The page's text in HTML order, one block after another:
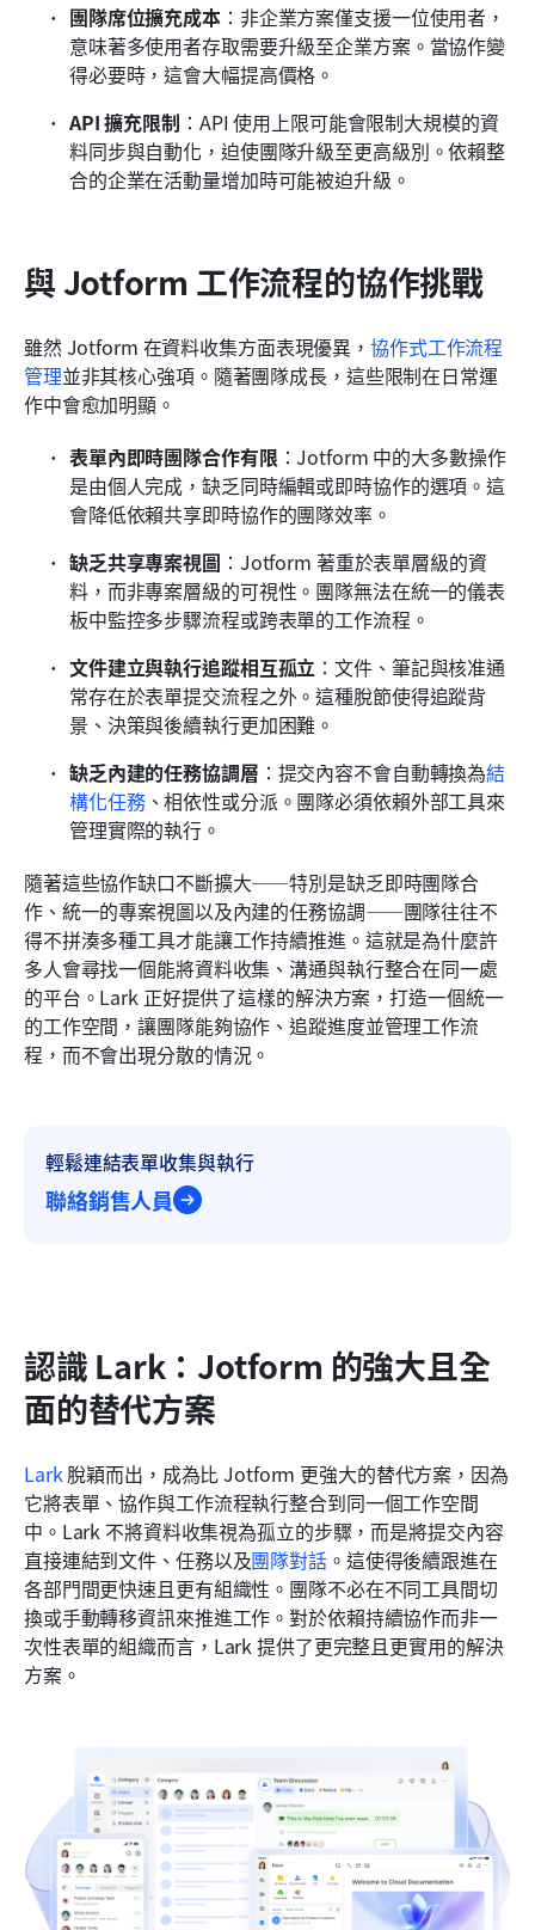
團隊席位擴充成本：非企業方案僅支援一位使用者，
意味著多使用者存取需要升級至企業方案。當協作變
得必要時，這會大幅提高價格。
API 擴充限制 ：API 使用上限可能會限制大規模的資
料同步與自動化，迫使團隊升級至更高級別。依賴整
合的企業在活動量增加時可能被迫升級。
與 Jotform 工作流程的協作挑戰
雖然 Jotform 在資料收集方面表現優異，協作式工作流程
管理並非其核心強項。隨著團隊成長，這些限制在日常運
作中會愈加明顯。
表單內即時團隊合作有限 ：Jotform 中的大多數操作
是由個人完成，缺乏同時編輯或即時協作的選項。這
會降低依賴共享即時協作的團隊效率。
缺乏共享專案視圖 ：Jotform 著重於表單層級的資
料，而非專案層級的可視性。團隊無法在統一的儀表
板中監控多步驟流程或跨表單的工作流程。
文件建立與執行追蹤相互孤立 ：文件、筆記與核准通
常存在於表單提交流程之外。這種脫節使得追蹤背
景、決策與後續執行更加困難。
缺乏內建的任務協調層 ：提交內容不會自動轉換為結
構化任務、相依性或分派。團隊必須依賴外部工具來
管理實際的執行。
隨著這些協作缺口不斷擴大——特別是缺乏即時團隊合
作、統一的專案視圖以及內建的任務協調——團隊往往不
得不拼湊多種工具才能讓工作持續推進。這就是為什麼許
多人會尋找一個能將資料收集、溝通與執行整合在同一處
的平台。Lark 正好提供了這樣的解決方案，打造一個統一
的工作空間，讓團隊能夠協作、追蹤進度並管理工作流
程，而不會出現分散的情況。
輕鬆連結表單收集與執行
聯絡銷售人員
認識 Lark：Jotform 的強大且全
面的替代方案
Lark 脫穎而出，成為比 Jotform 更強大的替代方案，因為
它將表單、協作與工作流程執行整合到同一個工作空間
中。Lark 不將資料收集視為孤立的步驟，而是將提交內容
直接連結到文件、任務以及團隊對話。這使得後續跟進在
各部門間更快速且更有組織性。團隊不必在不同工具間切
換或手動轉移資訊來推進工作。對於依賴持續協作而非一
次性表單的組織而言，Lark 提供了更完整且更實用的解決
方案。